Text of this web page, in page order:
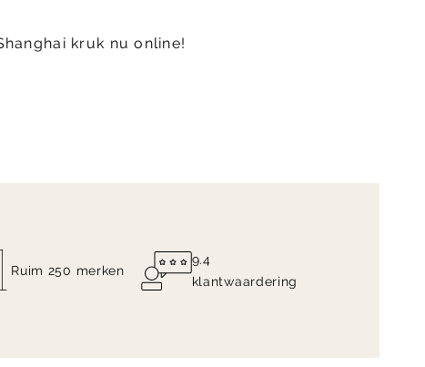
kruk nu online!
Ruim 250 merken
9.4
klantwaardering